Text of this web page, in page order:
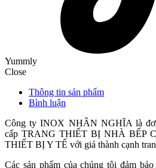
Yummly
Close
Thông tin sản phẩm
Bình luận
Công ty INOX NHÂN NGHĨA là
cấp TRANG THIẾT BỊ NHÀ BẾP
THIẾT BỊ Y TẾ với giá thành cạnh
Các sản phẩm của chúng tôi đảm